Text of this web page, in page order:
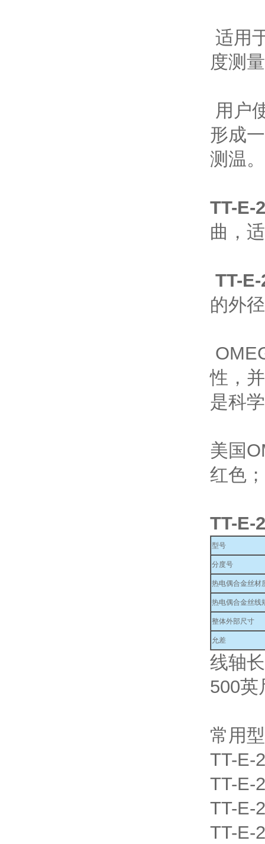
适用
度测
用户
形成
测温。
TT-E-
曲，
TT-
的外
性，
是科
美国
红色
TT-E-
型号
分度号
热电偶合金丝材
热电偶合金丝线
整体外部尺寸
允差
线轴
500英
常用
TT-E-
TT-E-
TT-E-
TT-E-